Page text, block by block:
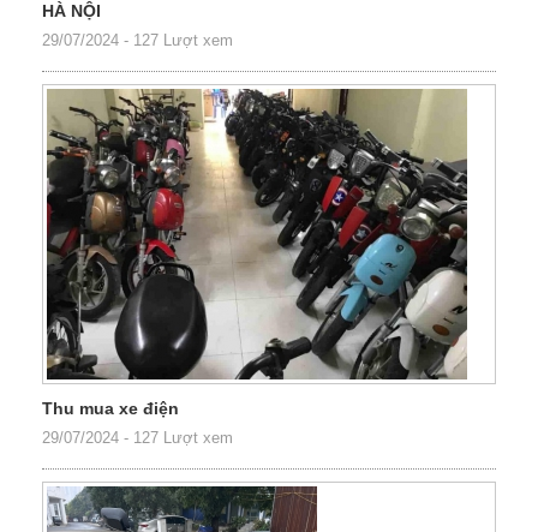
HÀ NỘI
29/07/2024 - 127 Lượt xem
Thu mua xe điện
29/07/2024 - 127 Lượt xem